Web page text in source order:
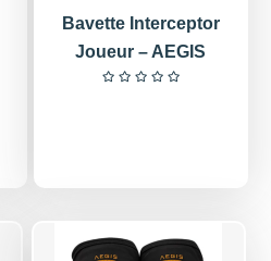
Bavette Interceptor
Joueur – AEGIS